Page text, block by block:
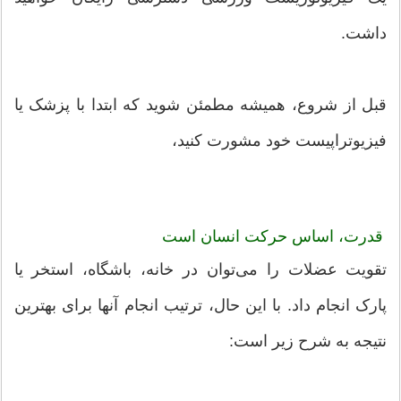
داشت.
قبل از شروع، همیشه مطمئن شوید که ابتدا با پزشک یا
فیزیوتراپیست خود مشورت کنید،
قدرت، اساس حرکت انسان است
تقویت عضلات را می‌توان در خانه، باشگاه، استخر یا
پارک انجام داد. با این حال، ترتیب انجام آنها برای بهترین
نتیجه به شرح زیر است: